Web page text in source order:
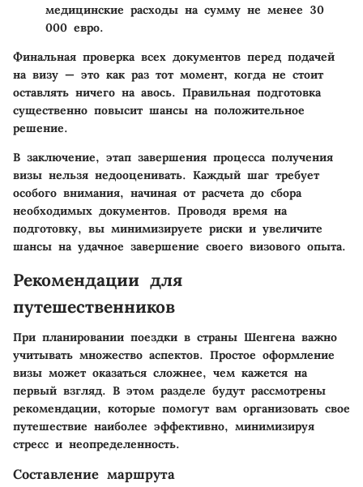
медицинские расходы на сумму не менее 30
000 евро.
Финальная проверка всех документов перед подачей
на визу — это как раз тот момент, когда не стоит
оставлять ничего на авось. Правильная подготовка
существенно повысит шансы на положительное
решение.
В заключение, этап завершения процесса получения
визы нельзя недооценивать. Каждый шаг требует
особого внимания, начиная от расчета до сбора
необходимых документов. Проводя время на
подготовку, вы минимизируете риски и увеличите
шансы на удачное завершение своего визового опыта.
Рекомендации для
путешественников
При планировании поездки в страны Шенгена важно
учитывать множество аспектов. Простое оформление
визы может оказаться сложнее, чем кажется на
первый взгляд. В этом разделе будут рассмотрены
рекомендации, которые помогут вам организовать свое
путешествие наиболее эффективно, минимизируя
стресс и неопределенность.
Составление маршрута